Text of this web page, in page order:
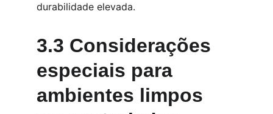
durabilidade elevada.
3.3 Considerações
especiais para
ambientes limpos